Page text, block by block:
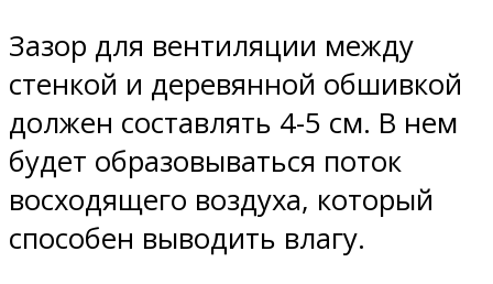
Зазор для вентиляции между
стенкой и деревянной обшивкой
должен составлять 4-5 см. В нем
будет образовываться поток
восходящего воздуха, который
способен выводить влагу.